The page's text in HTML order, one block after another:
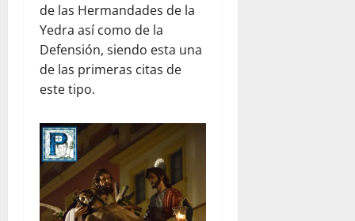
de las Hermandades de la
Yedra así como de la
Defensión, siendo esta una
de las primeras citas de
este tipo.